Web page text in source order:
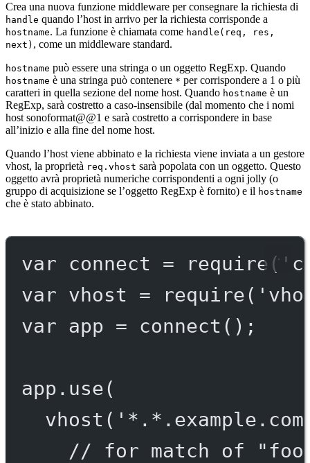
Crea una nuova funzione middleware per consegnare la richiesta di
handle quando l’host in arrivo per la richiesta corrisponde a
hostname. La funzione è chiamata come handle(req, res,
next) , come un middleware standard.
hostname può essere una stringa o un oggetto RegExp. Quando
hostname è una stringa può contenere * per corrispondere a 1 o più
caratteri in quella sezione del nome host. Quando hostname è un
RegExp, sarà costretto a caso-insensibile (dal momento che i nomi
host sonoformat@@1 e sarà costretto a corrispondere in base
all’inizio e alla fine del nome host.
Quando l’host viene abbinato e la richiesta viene inviata a un gestore
vhost, la proprietà req.vhost sarà popolata con un oggetto. Questo
oggetto avrà proprietà numeriche corrispondenti a ogni jolly (o
gruppo di acquisizione se l’oggetto RegExp è fornito) e il hostname
che è stato abbinato.
var connect = require (
var vhost = require(
var app = connect ();
app. use(
vhost (
// for match of